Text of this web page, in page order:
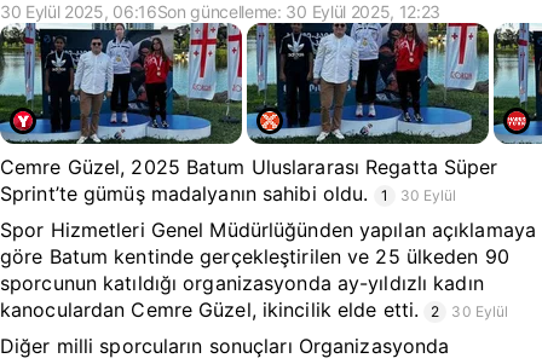
30 Eylül 2025, 06:16Son güncelleme: 30 Eylül 2025, 12:23
Cemre Güzel, 2025 Batum Uluslararası Regatta Süper
Sprint’te gümüş madalyanın sahibi oldu.
1 30 Eylül
Spor Hizmetleri Genel Müdürlüğünden yapılan açıklamaya
göre Batum kentinde gerçekleştirilen ve 25 ülkeden 90
sporcunun katıldığı organizasyonda ay-yıldızlı kadın
kanoculardan Cemre Güzel, ikincilik elde etti.
2 30 Eylül
Diğer milli sporcuların sonuçları Organizasyonda